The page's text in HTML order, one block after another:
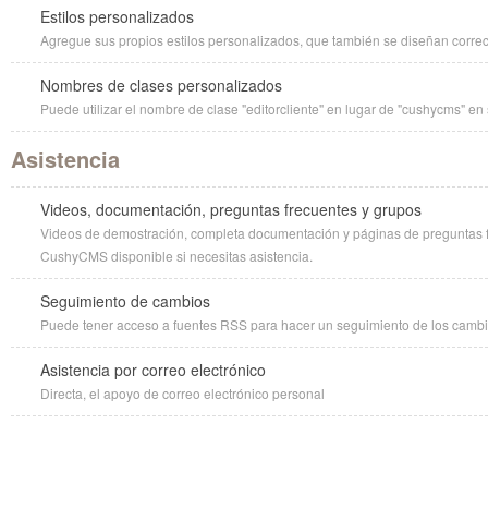
Estilos personalizados
Agregue sus propios estilos personalizados, que también se diseñan
Nombres de clases personalizados
Puede utilizar el nombre de clase "editorcliente" en lugar de "cushycms"
Asistencia
Videos, documentación, preguntas frecuentes y grupos
Videos de demostración, completa documentación y páginas de
CushyCMS disponible si necesitas asistencia.
Seguimiento de cambios
Puede tener acceso a fuentes RSS para hacer un seguimiento de los
Asistencia por correo electrónico
Directa, el apoyo de correo electrónico personal